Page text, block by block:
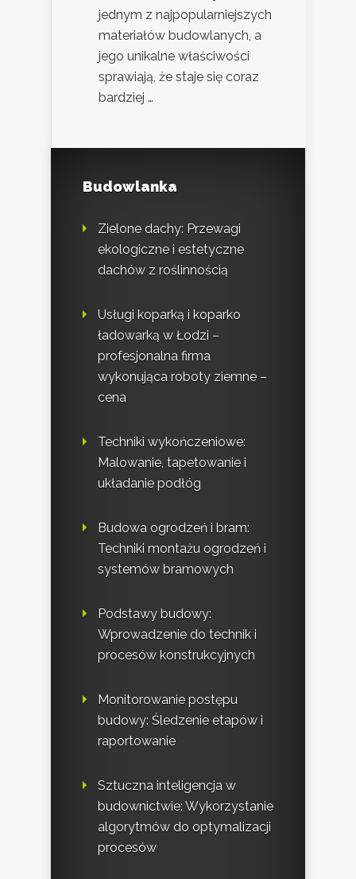
jednym z najpopularniejszych
materiałów budowlanych, a
jego unikalne właściwości
sprawiają, że staje się coraz
bardziej …
Budowlanka
Zielone dachy: Przewagi
ekologiczne i estetyczne
dachów z roślinnością
Usługi koparką i koparko
ładowarką w Łodzi –
profesjonalna firma
wykonująca roboty ziemne –
cena
Techniki wykończeniowe:
Malowanie, tapetowanie i
układanie podłóg
Budowa ogrodzeń i bram:
Techniki montażu ogrodzeń i
systemów bramowych
Podstawy budowy:
Wprowadzenie do technik i
procesów konstrukcyjnych
Monitorowanie postępu
budowy: Śledzenie etapów i
raportowanie
Sztuczna inteligencja w
budownictwie: Wykorzystanie
algorytmów do optymalizacji
procesów